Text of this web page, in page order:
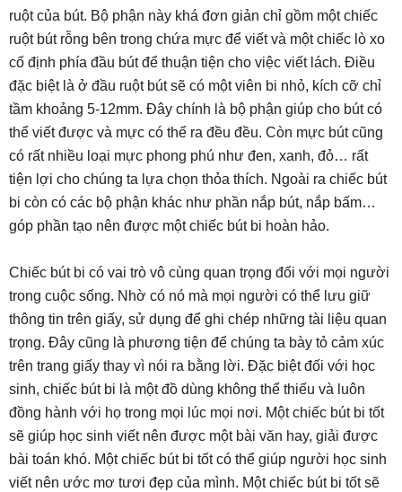
ruột của bút. Bộ phận này khá đơn giản chỉ gồm một chiếc
ruột bút rỗng bên trong chứa mực để viết và một chiếc lò xo
cố định phía đầu bút để thuận tiện cho việc viết lách. Điều
đặc biệt là ở đầu ruột bút sẽ có một viên bi nhỏ, kích cỡ chỉ
tầm khoảng 5-12mm. Đây chính là bộ phận giúp cho bút có
thể viết được và mực có thể ra đều đều. Còn mực bút cũng
có rất nhiều loại mực phong phú như đen, xanh, đỏ… rất
tiện lợi cho chúng ta lựa chọn thỏa thích. Ngoài ra chiếc bút
bi còn có các bộ phận khác như phần nắp bút, nắp bấm…
góp phần tạo nên được một chiếc bút bi hoàn hảo.
Chiếc bút bi có vai trò vô cùng quan trọng đối với mọi người
trong cuộc sống. Nhờ có nó mà mọi người có thể lưu giữ
thông tin trên giấy, sử dụng để ghi chép những tài liệu quan
trọng. Đây cũng là phương tiện để chúng ta bày tỏ cảm xúc
trên trang giấy thay vì nói ra bằng lời. Đặc biệt đối với học
sinh, chiếc bút bi là một đồ dùng không thể thiếu và luôn
đồng hành với họ trong mọi lúc mọi nơi. Một chiếc bút bi tốt
sẽ giúp học sinh viết nên được một bài văn hay, giải được
bài toán khó. Một chiếc bút bi tốt có thể giúp người học sinh
viết nên ước mơ tươi đẹp của mình. Một chiếc bút bi tốt sẽ